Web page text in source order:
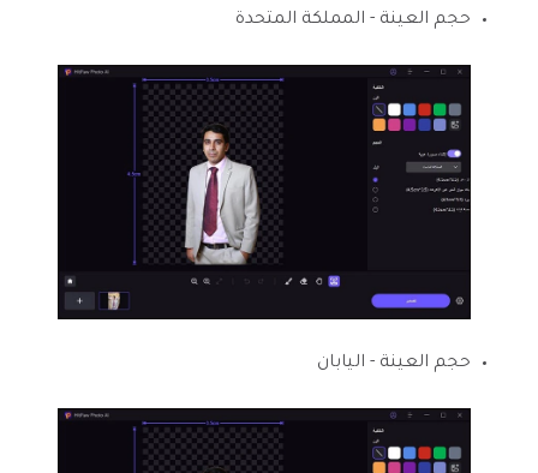
حجم العينة - المملكة المتحدة
حجم العينة - اليابان